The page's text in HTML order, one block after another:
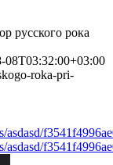
русского рока
08T03:32:00+03:00
roka-pri-
asdasd/
asdasd/